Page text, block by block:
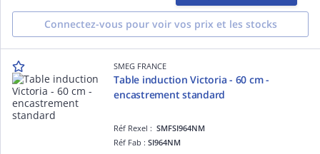
Connectez-vous pour voir vos prix et les stocks
SMEG FRANCE
Table induction Victoria - 60 cm -
encastrement standard
Réf Rexel :SMFSI964NM
Réf Fab :SI964NM